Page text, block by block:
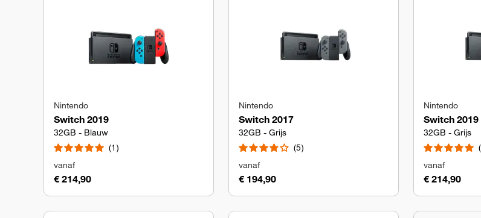
Nintendo
Switch 2019
32GB - Blauw
1
vanaf
€ 214,90
Nintendo
Switch 2017
32GB - Grijs
5
vanaf
€ 194,90
Nintendo
Switch 2019
32GB - Grijs
vanaf
€ 214,90